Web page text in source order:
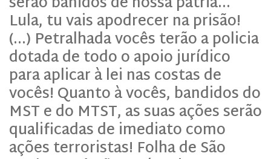
Lula, tu vais apodrecer na prisão!
(…) Petralhada vocês terão a policia
dotada de todo o apoio jurídico
para aplicar à lei nas costas de
vocês! Quanto à vocês, bandidos do
MST e do MTST, as suas ações serão
qualificadas de imediato como
ações terroristas! Folha de São